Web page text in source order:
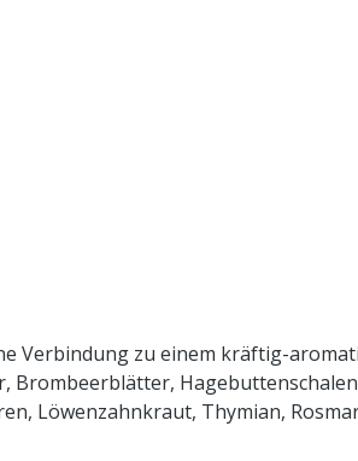
Verbindung zu einem kräftig-
Brombeerblätter,
Löwenzahnkraut, Thymian,
min.